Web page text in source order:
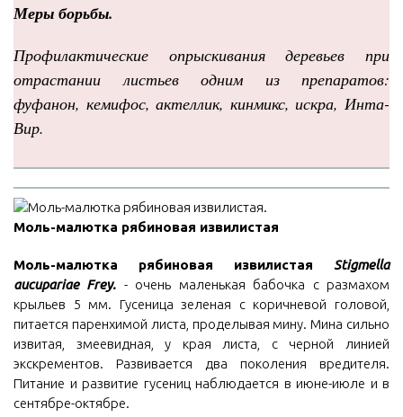
Меры борьбы.
Профилактические опрыскивания деревьев при
отрастании листьев одним из препаратов:
фуфанон, кемифос, актеллик, кинмикс, искра, Инта-
Вир.
Моль-малютка рябиновая извилистая
Моль-малютка рябиновая извилистая Stigmella
aucupariae Frey. - очень маленькая бабочка с размахом
крыльев 5 мм. Гусеница зеленая с коричневой головой,
питается паренхимой листа, проделывая мину. Мина сильно
извитая, змеевидная, у края листа, с черной линией
экскрементов. Развивается два поколения вредителя.
Питание и развитие гусениц наблюдается в июне-июле и в
сентябре-октябре.